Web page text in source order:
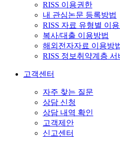
RISS 이용권한
내 관심논문 등록방법
RISS 자료 유형별 이
복사/대출 이용방법
해외전자자료 이용방
RISS 정보취약계층 서
고객센터
자주 찾는 질문
상담 신청
상담 내역 확인
고객제안
신고센터